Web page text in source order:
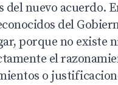
nuevo acuerdo.
del
porque no existe
el
o